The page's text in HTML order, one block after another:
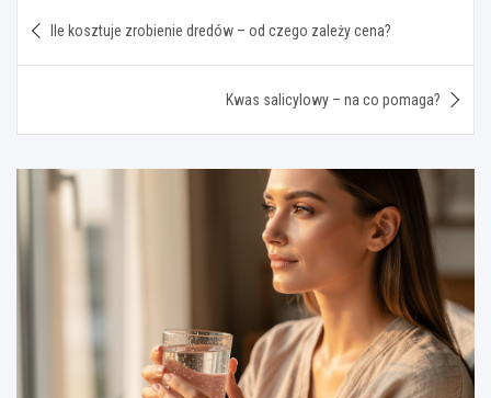
wpisu
Ile kosztuje zrobienie dredów – od czego zależy cena?
Kwas salicylowy – na co pomaga?